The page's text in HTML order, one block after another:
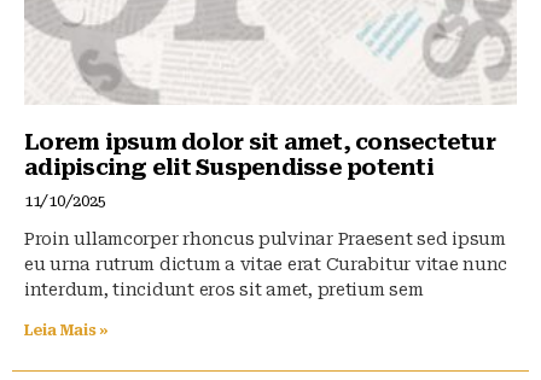
Lorem ipsum dolor sit amet, consectetur
adipiscing elit Suspendisse potenti
11/10/2025
Proin ullamcorper rhoncus pulvinar Praesent sed ipsum
eu urna rutrum dictum a vitae erat Curabitur vitae nunc
interdum, tincidunt eros sit amet, pretium sem
Leia Mais »